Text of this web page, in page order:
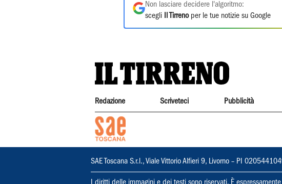
Non lasciare decidere l'algoritmo:
scegli
Il Tirrenoper le tue notizie su Google
Redazione Scriveteci Pubblicità
SAE Toscana S.r.l., Viale Vittorio Alfieri 9, Livorno – PI
I diritti delle immagini e dei testi sono riservati. È